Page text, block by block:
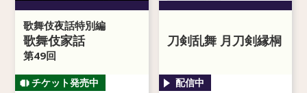
歌舞伎夜話特別編
歌舞伎家話
第49回
刀剣乱舞 月刀剣縁桐